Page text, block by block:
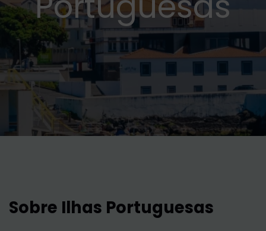
Sobre Ilhas Portuguesas